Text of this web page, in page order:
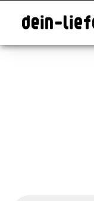
Inhalt
springen